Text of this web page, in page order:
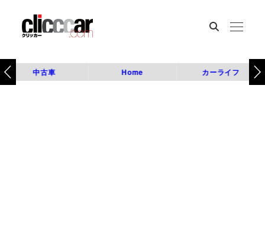
中古車 Home カーライフ